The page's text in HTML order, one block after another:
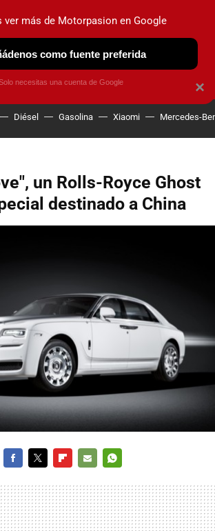
ELÉCTRICOS OBSERVATORIO
Diésel Gasolina Xiaomi Mercedes-
un Rolls-Royce Ghost
destinado a China
MAIL
×
ver más de Motorpasion en Google
como fuente preferida
necesitas una cuenta de Google